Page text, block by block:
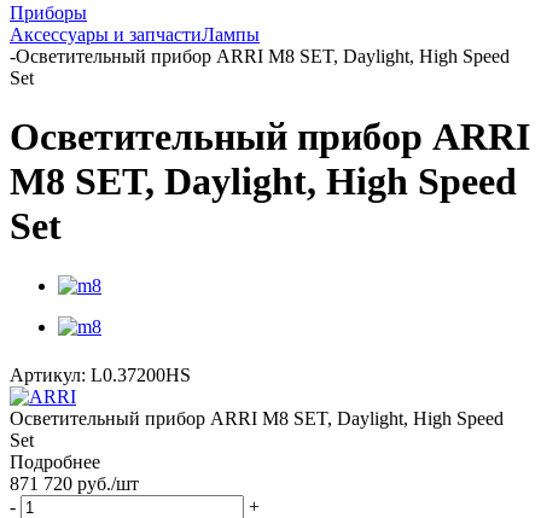
Приборы
Аксессуары и запчастиЛампы
-Осветительный прибор ARRI M8 SET, Daylight, High Speed
Set
Осветительный прибор ARRI
M8 SET, Daylight, High Speed
Set
Артикул: L0.37200HS
Осветительный прибор ARRI M8 SET, Daylight, High Speed
Set
Подробнее
871 720 руб./шт
-
+